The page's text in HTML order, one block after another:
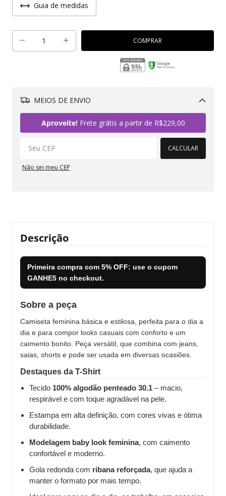
Guia de medidas
MEIOS DE ENVIO
Aproveite!Frete grátis a partir de R$229,00
CALCULAR
Não sei meu CEP
Descrição
Primeira compra com 5% OFF: use o cupom
GANHE5 no checkout.
Sobre a peça
Camiseta feminina básica e estilosa, perfeita para o dia a
dia e para compor looks casuais com conforto e um
caimento bonito. Peça versátil, que combina com jeans,
saias, shorts e pode ser usada em diversas ocasiões.
Destaques da T-Shirt
Tecido 100% algodão penteado 30.1 – macio,
respirável e com toque agradável na pele.
Estampa em alta definição, com cores vivas e ótima
durabilidade.
Modelagem baby look feminina, com caimento
confortável e moderno.
Gola redonda com ribana reforçada, que ajuda a
manter o formato por mais tempo.